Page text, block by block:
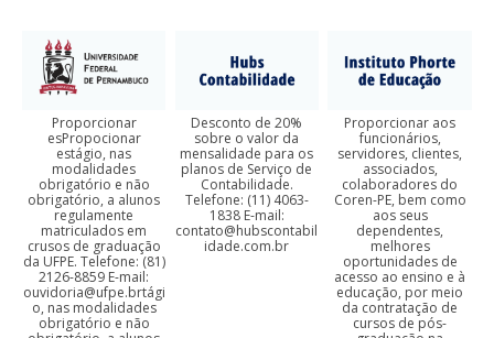
Proporcionar
esPropocionar
estágio, nas
modalidades
obrigatório e não
obrigatório, a alunos
regulamente
matriculados em
crusos de graduação
da UFPE. Telefone: (81)
2126-8859 E-mail:
ouvidoria@ufpe.brtági
o, nas modalidades
obrigatório e não
Desconto de 20%
sobre o valor da
mensalidade para os
planos de Serviço de
Contabilidade.
Telefone: (11) 4063-
1838 E-mail:
contato@hubscontabil
idade.com.br
Proporcionar aos
funcionários,
servidores, clientes,
associados,
colaboradores do
Coren-PE, bem como
aos seus
dependentes,
melhores
oportunidades de
acesso ao ensino e à
educação, por meio
da contratação de
cursos de pós-